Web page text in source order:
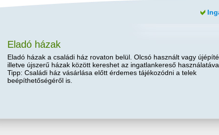
Eladó házak
Eladó házak a családi ház rovaton belül. Olcsó használt vagy
illetve újszerű házak között kereshet az ingatlankereső
Tipp: Családi ház vásárlása előtt érdemes tájékozódni a telek
beépíthetőségéről is.